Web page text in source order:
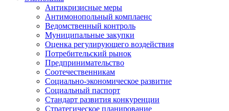
Антикризисные меры
Антимонопольный комплаенс
Ведомственный контроль
Муниципальные закупки
Оценка регулирующего воздействия
Потребительский рынок
Предпринимательство
Соотечественникам
Социально-экономическое развитие
Социальный паспорт
Стандарт развития конкуренции
Стратегическое планирование